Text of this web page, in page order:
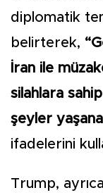
diplomatik
belirterek,
İran ile
silahlara
şeyler
ifadelerini
Trump,